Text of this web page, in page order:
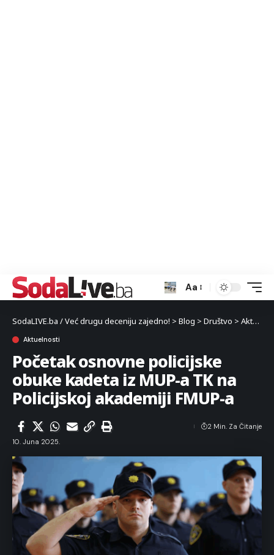
Aa
SodaLIVE.ba / Već drugu deceniju zajedno! > Blog > Društvo > Aktuelnosti
Aktuelnosti
Početak osnovne policijske
obuke kadeta iz MUP-a TK na
Policijskoj akademiji FMUP-a
10. Juna 2025.
2 Min. Za Čitanje